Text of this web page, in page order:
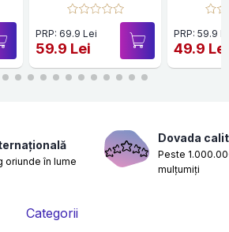
PRP: 69.9 Lei
59.9 Lei
PRP: 59.9
49.9 Lei
oriunde în lume
Dovada
Peste
mulțumiți
Categorii